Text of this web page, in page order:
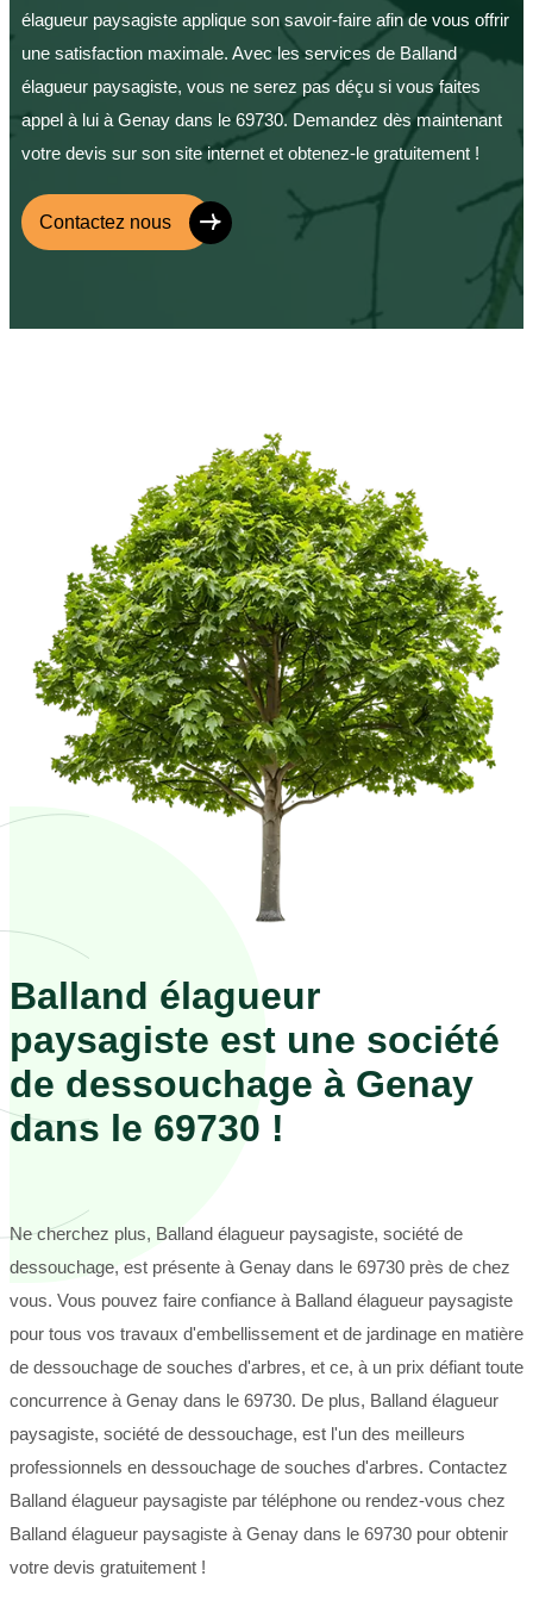
élagueur paysagiste applique son savoir-faire afin de vous offrir
une satisfaction maximale. Avec les services de Balland
élagueur paysagiste, vous ne serez pas déçu si vous faites
appel à lui à Genay dans le 69730. Demandez dès maintenant
votre devis sur son site internet et obtenez-le gratuitement !
Contactez nous
Balland élagueur
paysagiste est une société
de dessouchage à Genay
dans le 69730 !
Ne cherchez plus, Balland élagueur paysagiste, société de
dessouchage, est présente à Genay dans le 69730 près de chez
vous. Vous pouvez faire confiance à Balland élagueur paysagiste
pour tous vos travaux d'embellissement et de jardinage en matière
de dessouchage de souches d'arbres, et ce, à un prix défiant toute
concurrence à Genay dans le 69730. De plus, Balland élagueur
paysagiste, société de dessouchage, est l'un des meilleurs
professionnels en dessouchage de souches d'arbres. Contactez
Balland élagueur paysagiste par téléphone ou rendez-vous chez
Balland élagueur paysagiste à Genay dans le 69730 pour obtenir
votre devis gratuitement !